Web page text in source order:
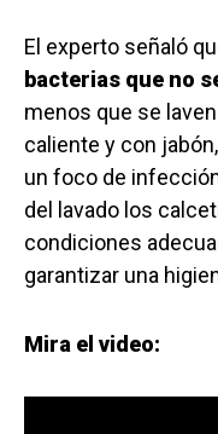
El experto señaló
bacterias que no
menos que se
caliente y con
un foco de
del lavado los
condiciones
garantizar una
Mira el video: